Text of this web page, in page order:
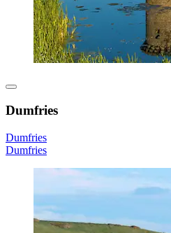
Dumfries
Dumfries
Dumfries